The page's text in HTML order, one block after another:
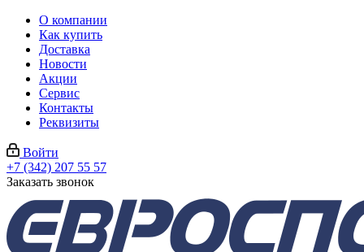
О компании
Как купить
Доставка
Новости
Акции
Сервис
Контакты
Реквизиты
Войти
+7 (342) 207 55 57
Заказать звонок